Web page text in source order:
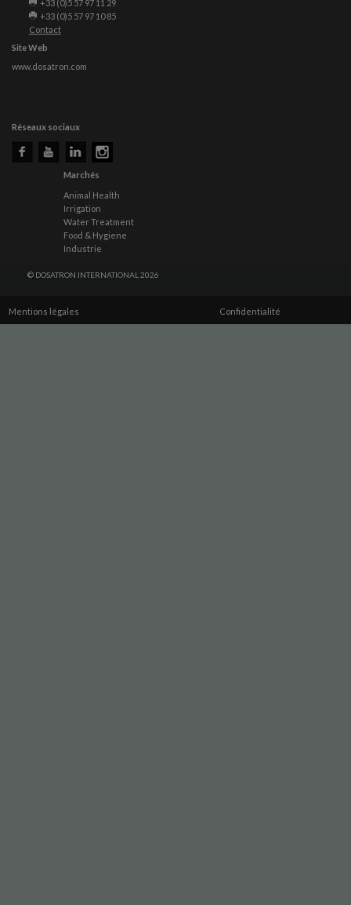
+33 (0)5 57 97 11 29
+33 (0)5 57 97 10 85
Contact
Site Web
www.dosatron.com
Réseaux sociaux
Marchés
Animal Health
Irrigation
Water Treatment
Food & Hygiene
Industrie
© DOSATRON INTERNATIONAL 2026
Mentions légales Confidentialité